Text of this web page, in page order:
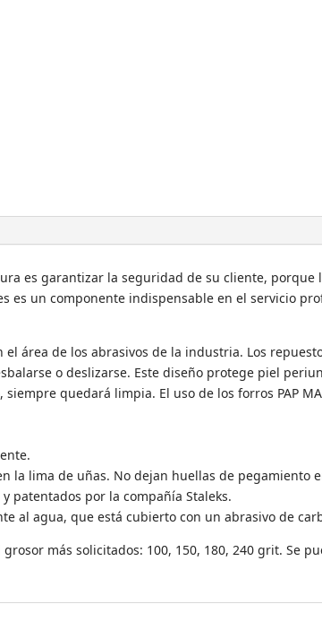
es garantizar la seguridad de su cliente,
es un componente indispensable en el servicio
área de los abrasivos de la industria. Los
o deslizarse. Este diseño protege piel
quedará limpia. El uso de los forros PAP
la lima de uñas. No dejan huellas de pegamiento
patentados por la compañía Staleks.
al agua, que está cubierto con un abrasivo de
más solicitados: 100, 150, 180, 240 grit.